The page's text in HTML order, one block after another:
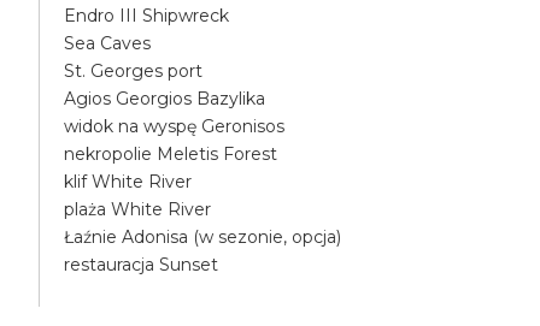
Endro III Shipwreck
Sea Caves
St. Georges port
Agios Georgios Bazylika
widok na wyspę Geronisos
nekropolie Meletis Forest
klif White River
plaża White River
Łaźnie Adonisa (w sezonie, opcja)
restauracja Sunset